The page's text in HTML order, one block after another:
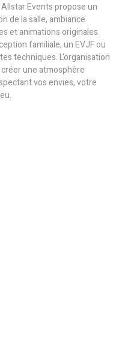
Events propose un
de la salle, ambiance
et animations originales.
familiale, un EVJF ou
techniques. L'organisation
une atmosphère
vos envies, votre